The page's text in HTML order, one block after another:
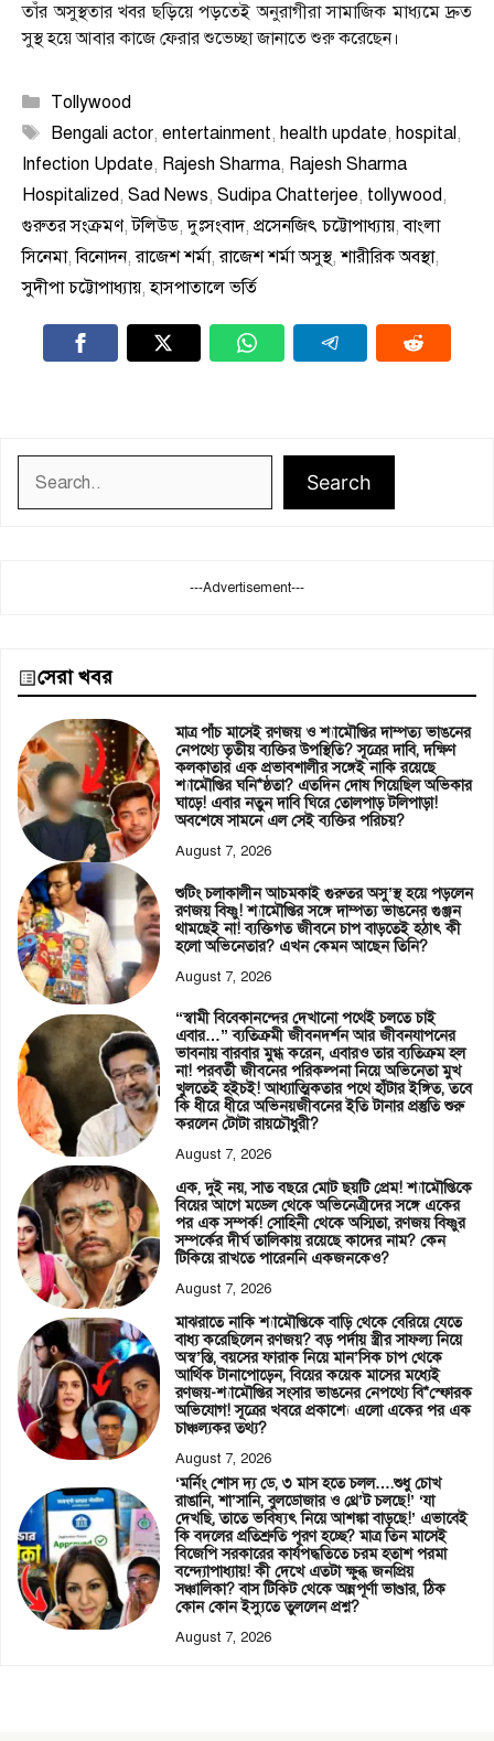
তাঁর অসুস্থতার খবর ছড়িয়ে পড়তেই অনুরাগীরা সামাজিক মাধ্যমে দ্রুত
সুস্থ হয়ে আবার কাজে ফেরার শুভেচ্ছা জানাতে শুরু করেছেন।
Categories
Tollywood
Tags
Bengali actor, entertainment, health update, hospital,
Infection Update, Rajesh Sharma, Rajesh Sharma
Hospitalized, Sad News, Sudipa Chatterjee, tollywood,
গুরুতর সংক্রমণ,টলিউড,দুঃসংবাদ, প্রসেনজিৎ চট্টোপাধ্যায়,বাংলা
সিনেমা,বিনোদন,রাজেশ শর্মা,রাজেশ শর্মা অসুস্থ,শারীরিক অবস্থা,
সুদীপা চট্টোপাধ্যায়,হাসপাতালে ভর্তি
Search
---Advertisement---
সেরা খবর
মাত্র পাঁচ মাসেই রণজয় ও শ্যামৌপ্তির দাম্পত্য ভাঙনের
নেপথ্যে তৃতীয় ব্যক্তির উপস্থিতি? সূত্রের দাবি, দক্ষিণ
কলকাতার এক প্রভাবশালীর সঙ্গেই নাকি রয়েছে
শ্যামৌপ্তির ঘনি*ষ্ঠতা? এতদিন দোষ গিয়েছিল অভিকার
ঘাড়ে! এবার নতুন দাবি ঘিরে তোলপাড় টলিপাড়া!
অবশেষে সামনে এল সেই ব্যক্তির পরিচয়?
August 7, 2026
শুটিং চলাকালীন আচমকাই গুরুতর অসু’স্থ হয়ে পড়লেন
রণজয় বিষ্ণু! শ্যামৌপ্তির সঙ্গে দাম্পত্য ভাঙনের গুঞ্জন
থামছেই না! ব্যক্তিগত জীবনে চাপ বাড়তেই হঠাৎ কী
হলো অভিনেতার? এখন কেমন আছেন তিনি?
August 7, 2026
“স্বামী বিবেকানন্দের দেখানো পথেই চলতে চাই
এবার…” ব্যতিক্রমী জীবনদর্শন আর জীবনযাপনের
ভাবনায় বারবার মুগ্ধ করেন, এবারও তার ব্যতিক্রম হল
না! পরবর্তী জীবনের পরিকল্পনা নিয়ে অভিনেতা মুখ
খুলতেই হইচই! আধ্যাত্মিকতার পথে হাঁটার ইঙ্গিত, তবে
কি ধীরে ধীরে অভিনয়জীবনের ইতি টানার প্রস্তুতি শুরু
করলেন টোটা রায়চৌধুরী?
August 7, 2026
এক, দুই নয়, সাত বছরে মোট ছয়টি প্রেম! শ্যামৌপ্তিকে
বিয়ের আগে মডেল থেকে অভিনেত্রীদের সঙ্গে একের
পর এক সম্পর্ক! সোহিনী থেকে অস্মিতা, রণজয় বিষ্ণুর
সম্পর্কের দীর্ঘ তালিকায় রয়েছে কাদের নাম? কেন
টিকিয়ে রাখতে পারেননি একজনকেও?
August 7, 2026
মাঝরাতে নাকি শ্যামৌপ্তিকে বাড়ি থেকে বেরিয়ে যেতে
বাধ্য করেছিলেন রণজয়? বড় পর্দায় স্ত্রীর সাফল্য নিয়ে
অস্ব’স্তি, বয়সের ফারাক নিয়ে মান’সিক চাপ থেকে
আর্থিক টানাপোড়েন, বিয়ের কয়েক মাসের মধ্যেই
রণজয়-শ্যামৌপ্তির সংসার ভাঙনের নেপথ্যে বি*স্ফোরক
অভিযোগ! সূত্রের খবরে প্রকাশ্যে এলো একের পর এক
চাঞ্চল্যকর তথ্য?
August 7, 2026
‘মর্নিং শোস দ্য ডে, ৩ মাস হতে চলল….শুধু চোখ
রাঙানি, শা’সানি, বুলডোজার ও থ্রে’ট চলছে!’ ‘যা
দেখছি, তাতে ভবিষ্যৎ নিয়ে আশঙ্কা বাড়ছে!’ এভাবেই
কি বদলের প্রতিশ্রুতি পূরণ হচ্ছে? মাত্র তিন মাসেই
বিজেপি সরকারের কার্যপদ্ধতিতে চরম হতাশ পরমা
বন্দ্যোপাধ্যায়! কী দেখে এতটা ক্ষুব্ধ জনপ্রিয়
সঞ্চালিকা? বাস টিকিট থেকে অন্নপূর্ণা ভাণ্ডার, ঠিক
কোন কোন ইস্যুতে তুললেন প্রশ্ন?
August 7, 2026